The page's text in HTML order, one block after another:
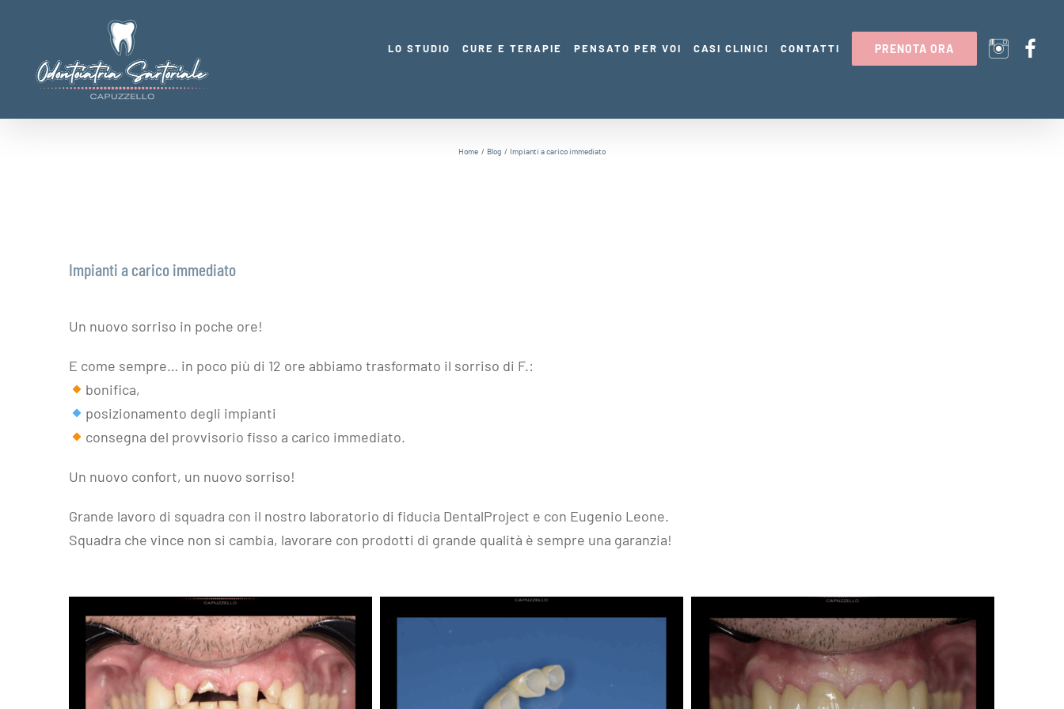
contenuto
LO STUDIO CURE E TERAPIE PENSATO PER VOI CASI CLINICI CONTATTI PRENOTA ORA
Home Blog Impianti a carico immediato
Impianti a carico immediato
Un nuovo sorriso in poche ore!
E come sempre… in poco più di 12 ore abbiamo trasformato il sorriso di F.:
bonifica,
posizionamento degli impianti
consegna del provvisorio fisso a carico immediato.
Un nuovo confort, un nuovo sorriso!
Grande lavoro di squadra con il nostro laboratorio di fiducia DentalProject e con Eugenio Leone.
Squadra che vince non si cambia, lavorare con prodotti di grande qualità è sempre una garanzia!